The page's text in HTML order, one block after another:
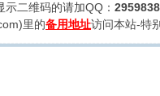
二维码的请加QQ：
里的备用地址访问本站-特